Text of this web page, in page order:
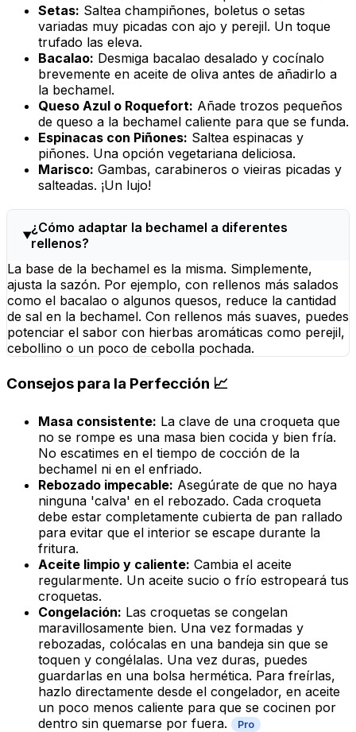
Setas: Saltea champiñones, boletus o setas
variadas muy picadas con ajo y perejil. Un toque
trufado las eleva.
Bacalao: Desmiga bacalao desalado y cocínalo
brevemente en aceite de oliva antes de añadirlo a
la bechamel.
Queso Azul o Roquefort: Añade trozos pequeños
de queso a la bechamel caliente para que se funda.
Espinacas con Piñones: Saltea espinacas y
piñones. Una opción vegetariana deliciosa.
Marisco: Gambas, carabineros o vieiras picadas y
salteadas. ¡Un lujo!
¿Cómo adaptar la bechamel a diferentes
rellenos?
La base de la bechamel es la misma. Simplemente,
ajusta la sazón. Por ejemplo, con rellenos más salados
como el bacalao o algunos quesos, reduce la cantidad
de sal en la bechamel. Con rellenos más suaves, puedes
potenciar el sabor con hierbas aromáticas como perejil,
cebollino o un poco de cebolla pochada.
Consejos para la Perfección 📈
Masa consistente: La clave de una croqueta que
no se rompe es una masa bien cocida y bien fría.
No escatimes en el tiempo de cocción de la
bechamel ni en el enfriado.
Rebozado impecable: Asegúrate de que no haya
ninguna 'calva' en el rebozado. Cada croqueta
debe estar completamente cubierta de pan rallado
para evitar que el interior se escape durante la
fritura.
Aceite limpio y caliente: Cambia el aceite
regularmente. Un aceite sucio o frío estropeará tus
croquetas.
Congelación: Las croquetas se congelan
maravillosamente bien. Una vez formadas y
rebozadas, colócalas en una bandeja sin que se
toquen y congélalas. Una vez duras, puedes
guardarlas en una bolsa hermética. Para freírlas,
hazlo directamente desde el congelador, en aceite
un poco menos caliente para que se cocinen por
dentro sin quemarse por fuera.
Pro